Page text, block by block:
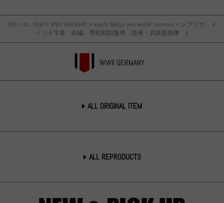
TOP > ALL ITEM > WWII GERMANY > Repro Badge and Medal Common > レプリカ ド
イツ十字章 刺繍 野戦戦闘服用 陸軍・武装親衛隊 A
WWII GERMANY
ALL ORIGINAL ITEM
ALL REPRODUCTS